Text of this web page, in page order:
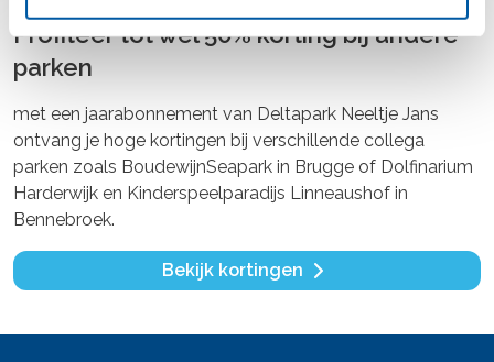
Profiteer tot wel 50% korting bij andere
parken
met een jaarabonnement van Deltapark Neeltje Jans
ontvang je hoge kortingen bij verschillende collega
parken zoals BoudewijnSeapark in Brugge of Dolfinarium
Harderwijk en Kinderspeelparadijs Linneaushof in
Bennebroek.
Bekijk kortingen